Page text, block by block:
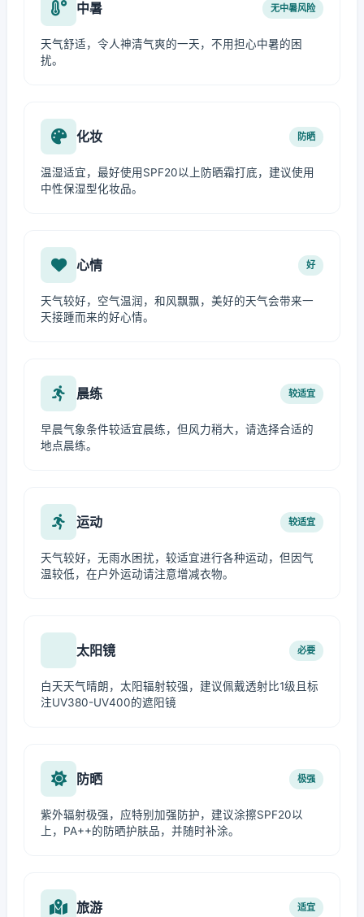
中暑 无中暑风险
天气舒适，令人神清气爽的一天，不用担心中暑的困
扰。
化妆 防晒
温湿适宜，最好使用SPF20以上防晒霜打底，建议使用
中性保湿型化妆品。
心情 好
天气较好，空气温润，和风飘飘，美好的天气会带来一
天接踵而来的好心情。
晨练 较适宜
早晨气象条件较适宜晨练，但风力稍大，请选择合适的
地点晨练。
运动 较适宜
天气较好，无雨水困扰，较适宜进行各种运动，但因气
温较低，在户外运动请注意增减衣物。
太阳镜 必要
白天天气晴朗，太阳辐射较强，建议佩戴透射比1级且标
注UV380-UV400的遮阳镜
防晒 极强
紫外辐射极强，应特别加强防护，建议涂擦SPF20以
上，PA++的防晒护肤品，并随时补涂。
旅游 适宜